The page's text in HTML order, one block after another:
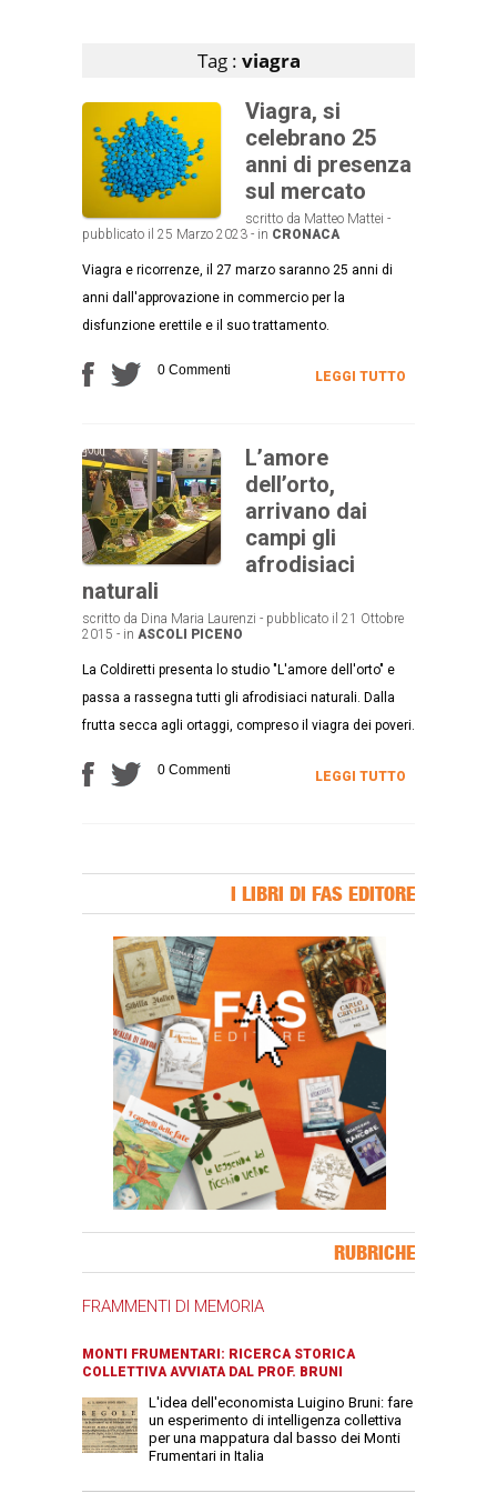
Tag : viagra
Viagra, si
celebrano 25
anni di presenza
sul mercato
scritto da Matteo Mattei -
pubblicato il 25 Marzo 2023 - in CRONACA
Viagra e ricorrenze, il 27 marzo saranno 25 anni di
anni dall'approvazione in commercio per la
disfunzione erettile e il suo trattamento.
0 Commenti LEGGI TUTTO
L’amore
dell’orto,
arrivano dai
campi gli
afrodisiaci
naturali
scritto da Dina Maria Laurenzi - pubblicato il 21 Ottobre
2015 - in ASCOLI PICENO
La Coldiretti presenta lo studio "L'amore dell'orto" e
passa a rassegna tutti gli afrodisiaci naturali. Dalla
frutta secca agli ortaggi, compreso il viagra dei poveri.
0 Commenti LEGGI TUTTO
I LIBRI DI FAS EDITORE
RUBRICHE
FRAMMENTI DI MEMORIA
MONTI FRUMENTARI: RICERCA STORICA
COLLETTIVA AVVIATA DAL PROF. BRUNI
L'idea dell'economista Luigino Bruni: fare
un esperimento di intelligenza collettiva
per una mappatura dal basso dei Monti
Frumentari in Italia